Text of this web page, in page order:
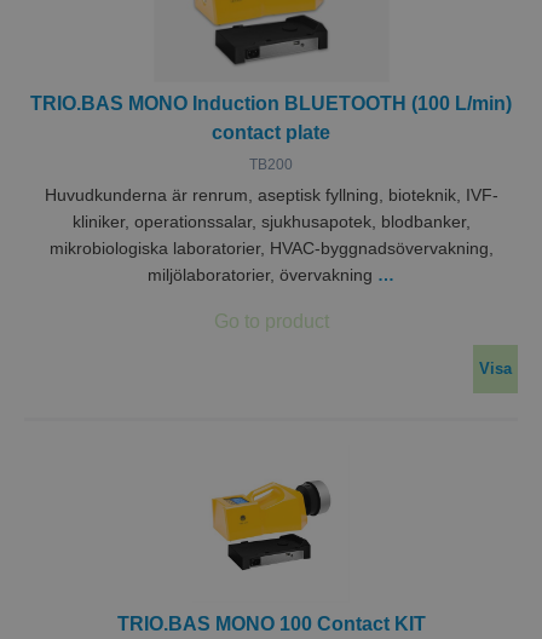
TRIO.BAS MONO Induction BLUETOOTH (100 L/min)
contact plate
TB200
Huvudkunderna är renrum, aseptisk fyllning, bioteknik, IVF-
kliniker, operationssalar, sjukhusapotek, blodbanker,
mikrobiologiska laboratorier, HVAC-byggnadsövervakning,
miljölaboratorier, övervakning …
Visa
TRIO.BAS MONO 100 Contact KIT